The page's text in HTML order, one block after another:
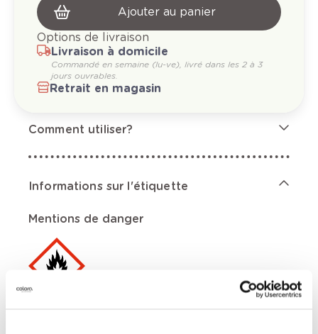
Ajouter au panier
Options de livraison
Livraison à domicile
Commandé en semaine (lu-ve), livré dans les 2 à 3
jours ouvrables.
Retrait en magasin
Comment utiliser?
Informations sur l'étiquette
Mentions de danger